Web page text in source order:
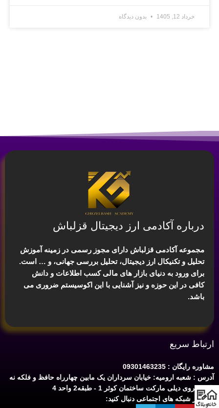
خرداد 12, 1405 بدون دیدگاه
درباره آکادمی ارز دیجیتال قزلباش
مجموعه آکادمی قزلباش دارای مجوز رسمی در زمینه آموزش
تحلیل و تکنیکال ارز دیجیتال، تحلیل بررسی جهانی، و … است.
برای ورود به دنیای بازار های مالی کسب اطلاعات و دانش
کافی در این حوزه و نیز آشنایی با این اکوسیستم ضروری می
باشد.
ارتباط سریع
مشاوره رایگان : 09301463235
آدرس : شعبه ارومیه: خیابان سرداران یک مابین چهارراه حافظ و فلکه نه
پله روبروی دیلی مارکت ساختمان کوثر 1 - طبقه2 واحد 4
ما را در شبکه های اجتماعی دنبال کنید:
خانهوبلاگ